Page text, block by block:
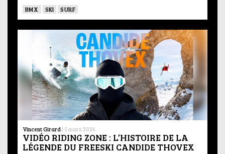
BMX SKI SURF
Vincent Girard | 5 mars 2026
VIDÉO RIDING ZONE : L’HISTOIRE DE LA
LÉGENDE DU FREESKI CANDIDE THOVEX